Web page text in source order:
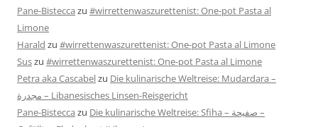
Pane-Bistecca zu #wirrettenwaszurettenist: One-pot Pasta al
Limone
Harald zu #wirrettenwaszurettenist: One-pot Pasta al Limone
Suszu #wirrettenwaszurettenist: One-pot Pasta al Limone
Petra aka Cascabelzu Die kulinarische Weltreise: Mudardara –
مجدرة – Libanesisches Linsen-Reisgericht
Pane-Bistecca zu Die kulinarische Weltreise: Sfiha – صفيحة –